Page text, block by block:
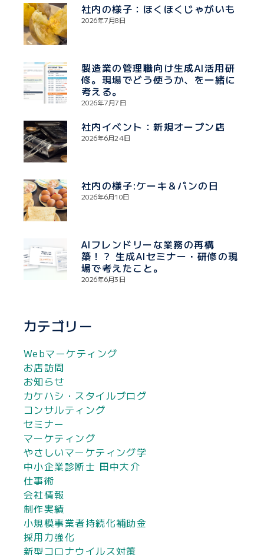
社内の様子：ほくほくじゃがいも
2026年7月8日
製造業の管理職向け生成AI活用研
修。現場でどう使うか、を一緒に
考える。
2026年7月7日
社内イベント：新規オープン店
2026年6月24日
社内の様子:ケーキ＆パンの日
2026年6月10日
AIフレンドリーな業務の再構
築！？ 生成AIセミナー・研修の現
場で考えたこと。
2026年6月3日
カテゴリー
Webマーケティング
お店訪問
お知らせ
カケハシ・スタイルブログ
コンサルティング
セミナー
マーケティング
やさしいマーケティング学
中小企業診断士 田中大介
仕事術
会社情報
制作実績
小規模事業者持続化補助金
採用力強化
新型コロナウイルス対策